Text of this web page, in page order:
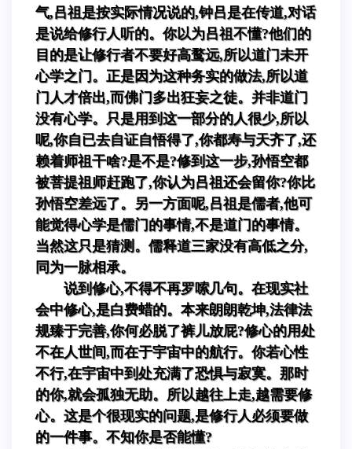
气,吕祖是按实际情况说的,钟吕是在传道,对话
是说给修行人听的。你以为吕祖不懂?他们的
目的是让修行者不要好高鹜远,所以道门未开
心学之门。正是因为这种务实的做法,所以道
门人才倍出,而佛门多出狂妄之徒。并非道门
没有心学。只是用到这一部分的人很少,所以
呢,你自已去自证自悟得了,你都寿与天齐了,还
赖着师祖干啥?是不是?修到这一步,孙悟空都
被菩提祖师赶跑了,你认为吕祖还会留你?你比
孙悟空差远了。另一方面呢,吕祖是儒者,他可
能觉得心学是儒门的事情,不是道门的事情。
当然这只是猜测。儒释道三家没有高低之分,
同为一脉相承。
说到修心,不得不再罗嗦几句。在现实社
会中修心,是白费蜡的。本来朗朗乾坤,法律法
规臻于完善,你何必脱了裤儿放屁?修心的用处
不在人世间,而在于宇宙中的航行。你若心性
不行,在宇宙中到处充满了恐惧与寂寞。那时
的你,就会孤独无助。所以越往上走,越需要修
心。这是个很现实的问题,是修行人必须要做
的一件事。不知你是否能懂?